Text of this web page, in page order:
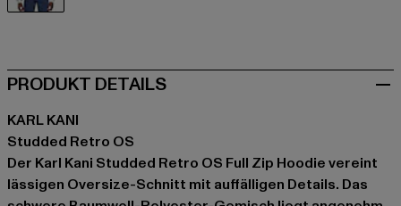
PRODUKT DETAILS
KARL KANI
Studded Retro OS
Der Karl Kani Studded Retro OS Full Zip Hoodie vereint
lässigen Oversize-Schnitt mit auffälligen Details. Das